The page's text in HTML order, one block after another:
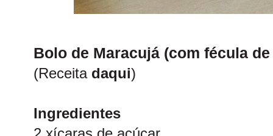
Bolo de Maracujá (com fécula
(Receita daqui)
Ingredientes